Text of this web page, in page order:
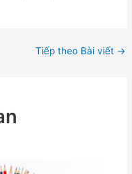
Tiếp theo Bài viết →